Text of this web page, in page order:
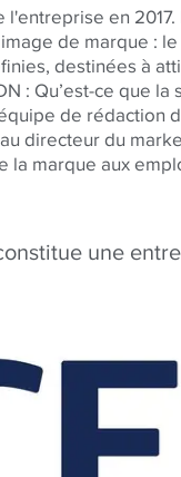
en
de marque :
destinées à
: Qu’est-ce que
de rédaction
directeur du
marque aux
une